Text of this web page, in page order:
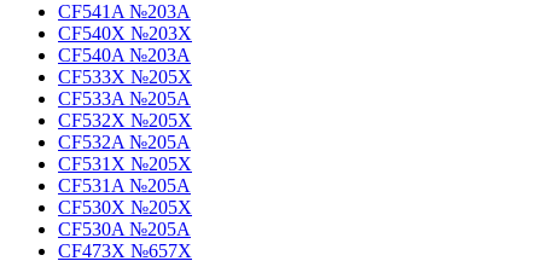
CF541A №203A
CF540X №203X
CF540A №203A
CF533X №205X
CF533A №205A
CF532X №205X
CF532A №205A
CF531X №205X
CF531A №205A
CF530X №205X
CF530A №205A
CF473X №657X